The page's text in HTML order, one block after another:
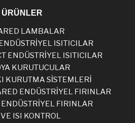
ÜRÜNLER
LAMBALAR
ISITICILAR
ENDÜSTRİYEL ISITICILAR
KURUTUCULAR
KURUTMA SİSTEMLERİ
ENDÜSTRİYEL FIRINLAR
ENDÜSTRİYEL FIRINLAR
ISI KONTROL